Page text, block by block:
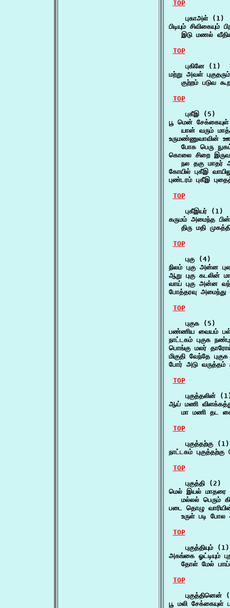
TOP
    புகாஅள் (1)
பிடியும் சிவிகையும்
இடு மணல்
TOP
    புகினே (1)
மற்று அவள்
குற்றம் படுவ
TOP
    புகீஇ (5)
பூ மென்
யான் வரும்
உருமண்ணுவாவின்
போக பெரு
கொலை சிறை
நல தகு மாதர்
கோயில் புகீஇ
புண்டரம் புகீஇ
TOP
    புகீஇயர் (1)
கருமம் அமைந்த
திரு மதி
TOP
    புகு (4)
நிலம் புகு அன்ன
ஆறு புகு கடலின்
வாய் புகு அன்ன
போத்தரவு
TOP
    புகுக (5)
பண்ணிய வையம்
நாட்டகம் புகுக
பொங்கு மலர்
மிகுதி வேந்தே
போர் அடு
TOP
புகுத்தலின்
ஆய் மணி
மா மணி தட
TOP
    புகுத்தற்கு (1)
நாட்டகம்
TOP
    புகுத்தி (2)
மெல் இயல் மாதரை
மல்லல் பெரும்
படை தொழு
உருள் படி
TOP
    புகுத்தியும் (1)
அகங்கை ஓட்டியும்
தோள் மேல்
TOP
புகுத்தினென்
பூ மலி